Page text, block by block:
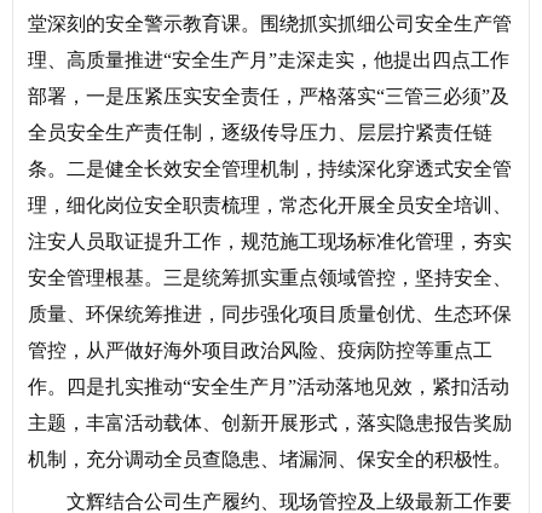
堂深刻的安全警示教育课。围绕抓实抓细公司安全生产管
理、高质量推进“安全生产月”走深走实，他提出四点工作
部署，一是压紧压实安全责任，严格落实“三管三必须”及
全员安全生产责任制，逐级传导压力、层层拧紧责任链
条。二是健全长效安全管理机制，持续深化穿透式安全管
理，细化岗位安全职责梳理，常态化开展全员安全培训、
注安人员取证提升工作，规范施工现场标准化管理，夯实
安全管理根基。三是统筹抓实重点领域管控，坚持安全、
质量、环保统筹推进，同步强化项目质量创优、生态环保
管控，从严做好海外项目政治风险、疫病防控等重点工
作。四是扎实推动“安全生产月”活动落地见效，紧扣活动
主题，丰富活动载体、创新开展形式，落实隐患报告奖励
机制，充分调动全员查隐患、堵漏洞、保安全的积极性。
文辉结合公司生产履约、现场管控及上级最新工作要